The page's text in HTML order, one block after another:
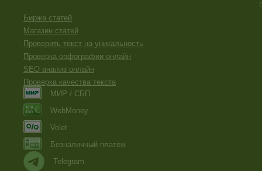
Биржа статей
Магазин статей
Проверить текст на уникальность
Проверка орфографии онлайн
SEO анализ онлайн
Проверка качества текста
МИР / СБП
WebMoney
Volet
Безналичный платеж
Telegram